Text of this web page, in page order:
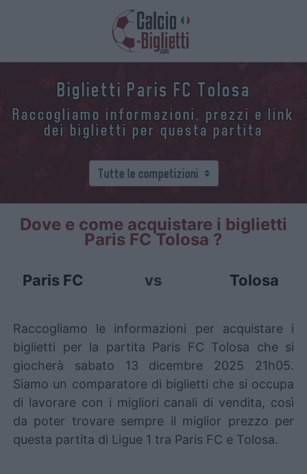
Biglietti Paris FC Tolosa
Raccogliamo informazioni, prezzi e link
dei biglietti per questa partita
Dove e come acquistare i biglietti
Paris FC Tolosa ?
Paris FC vs Tolosa
Raccogliamo le informazioni per acquistare i
biglietti per la partita Paris FC Tolosa che si
giocherà sabato 13 dicembre 2025 21h05.
Siamo un comparatore di biglietti che si occupa
di lavorare con i migliori canali di vendita, così
da poter trovare sempre il miglior prezzo per
questa partita di Ligue 1 tra Paris FC e Tolosa.